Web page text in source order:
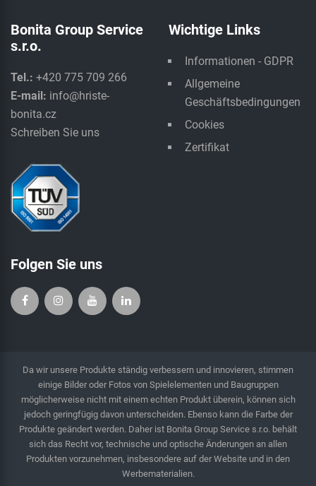
Bonita Group Service
s.r.o.
Tel.: +420 775 709 266
E-mail: info@hriste-
bonita.cz
Schreiben Sie uns
Wichtige Links
Informationen - GDPR
Allgemeine
Geschäftsbedingungen
Cookies
Zertifikat
Folgen Sie uns
Da wir unsere Produkte ständig verbessern und innovieren, stimmen
einige Bilder oder Fotos von Spielelementen und Baugruppen
möglicherweise nicht mit einem echten Produkt überein, können sich
jedoch geringfügig davon unterscheiden. Ebenso kann die Farbe der
Produkte geändert werden. Daher ist Bonita Group Service s.r.o. behält
sich das Recht vor, technische und optische Änderungen an allen
Produkten vorzunehmen, insbesondere auf der Website und in den
Werbematerialien.